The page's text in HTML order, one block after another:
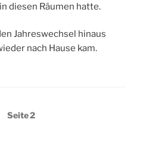
diesen Räumen hatte.
Jahreswechsel hinaus
nach Hause kam.
Seite2